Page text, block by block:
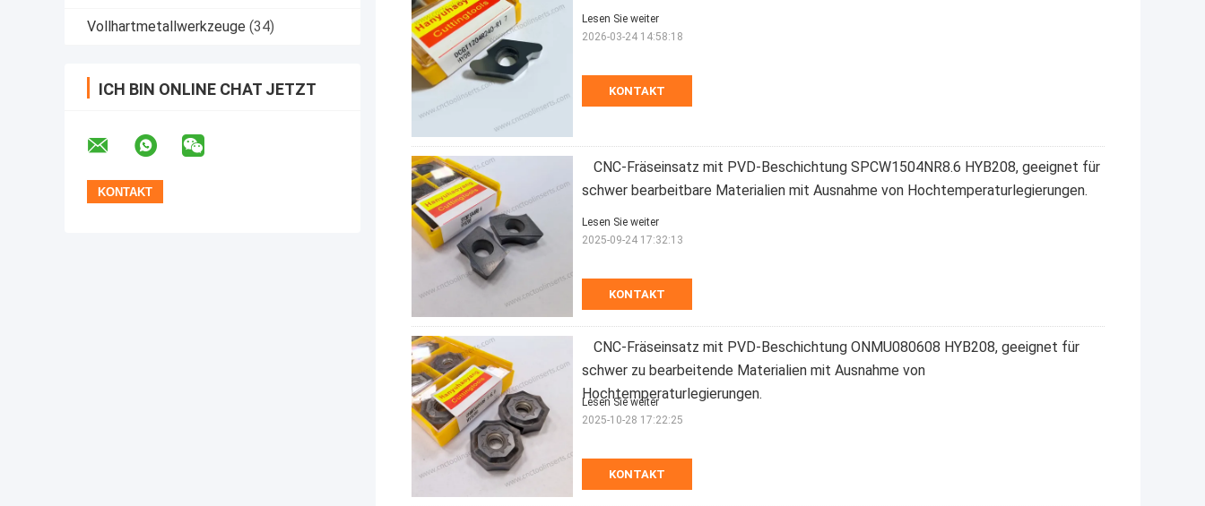
Vollhartmetallwerkzeuge (34)
ICH BIN ONLINE CHAT JETZT KONTAKT
Lesen Sie weiter
2026-03-24 14:58:18
CNC-Fräseinsatz mit PVD-Beschichtung SPCW1504NR8.6 HYB208, geeignet für
schwer bearbeitbare Materialien mit Ausnahme von Hochtemperaturlegierungen.
KONTAKT
Lesen Sie weiter
2025-09-24 17:32:13
CNC-Fräseinsatz mit PVD-Beschichtung ONMU080608 HYB208, geeignet für
schwer zu bearbeitende Materialien mit Ausnahme von
Hochtemperaturlegierungen.
KONTAKT
Lesen Sie weiter
2025-10-28 17:22:25